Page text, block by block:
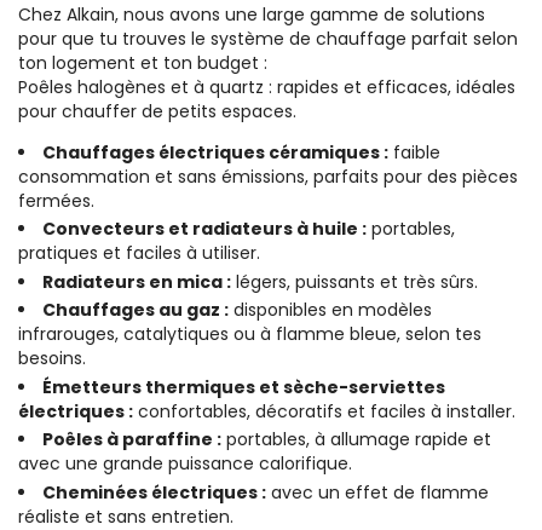
Chez Alkain, nous avons une large gamme de solutions
pour que tu trouves le système de chauffage parfait selon
ton logement et ton budget :
Poêles halogènes et à quartz : rapides et efficaces, idéales
pour chauffer de petits espaces.
Chauffages électriques céramiques : faible
consommation et sans émissions, parfaits pour des pièces
fermées.
Convecteurs et radiateurs à huile : portables,
pratiques et faciles à utiliser.
Radiateurs en mica : légers, puissants et très sûrs.
Chauffages au gaz : disponibles en modèles
infrarouges, catalytiques ou à flamme bleue, selon tes
besoins.
Émetteurs thermiques et sèche-serviettes
électriques : confortables, décoratifs et faciles à installer.
Poêles à paraffine : portables, à allumage rapide et
avec une grande puissance calorifique.
Cheminées électriques : avec un effet de flamme
réaliste et sans entretien.